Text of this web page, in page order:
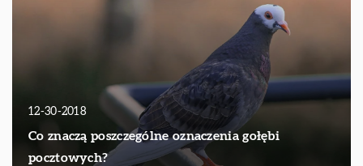
12-30-2018
Co znaczą poszczególne oznaczenia gołębi
pocztowych?